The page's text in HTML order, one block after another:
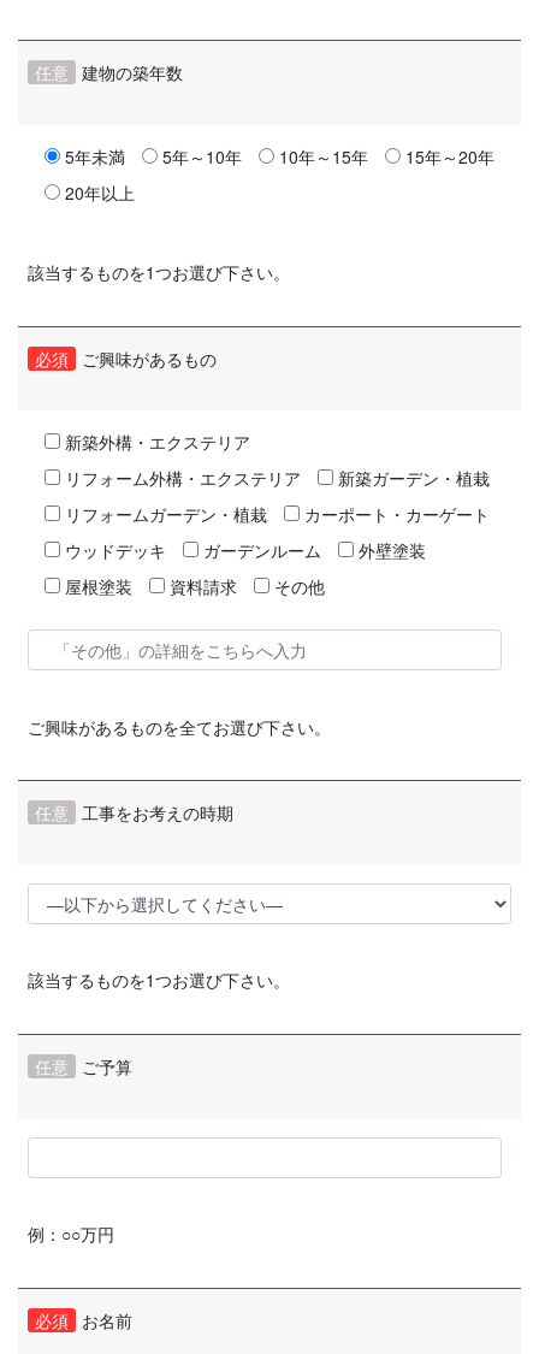
任意 建物の築年数
5年未満 5年～10年 10年～15年
15年～20年
20年以上
該当するものを1つお選び下さい。
必須 ご興味があるもの
新築外構・エクステリア
リフォーム外構・エクステリア
新築ガーデン・植栽
リフォームガーデン・植栽
カーポート・カーゲート
ウッドデッキ
ガーデンルーム
外壁塗装
屋根塗装
資料請求 その他
ご興味があるものを全てお選び下さい。
任意 工事をお考えの時期
該当するものを1つお選び下さい。
任意 ご予算
例：○○万円
必須 お名前